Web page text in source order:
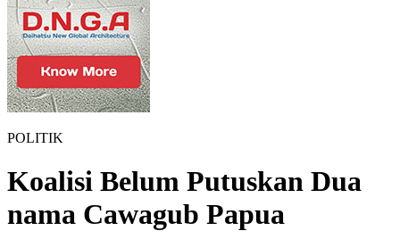
POLITIK
Koalisi Belum Putuskan Dua
nama Cawagub Papua